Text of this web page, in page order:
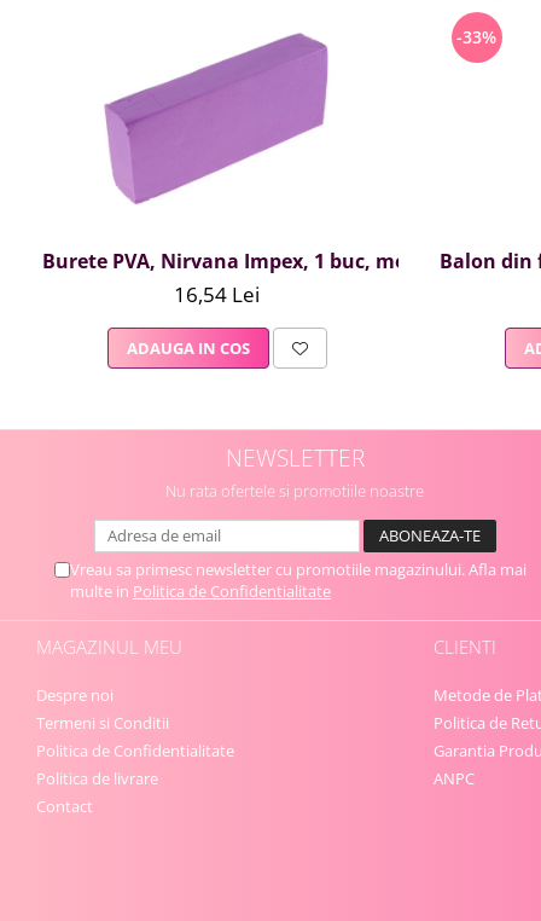
Burete PVA, Nirvana Impex, 1 buc, mov
16,54 Lei
ADAUGA IN COS
-33%
Balon din
NEWSLETTER
Nu rata ofertele si promotiile noastre
Vreau sa primesc newsletter cu promotiile magazinului. Afla mai
multe in Politica de Confidentialitate
MAGAZINUL MEU
Despre noi
Termeni si Conditii
Politica de Confidentialitate
Politica de livrare
Contact
CLIENTI
Metode de
Politica de
Garantia
ANPC